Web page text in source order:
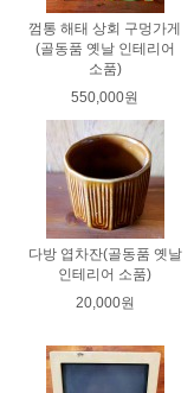
껌통 해태 상회 구멍가게
(골동품 옛날 인테리어
소품)
550,000원
다방 엽차잔(골동품 옛날
인테리어 소품)
20,000원